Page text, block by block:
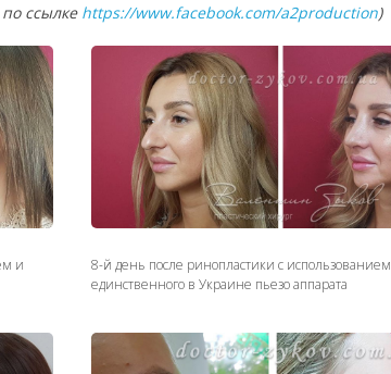
ссылке https://www.facebook.com/a2production)
и
8-й день после ринопластики с использованием
единственного в Украине пьезо аппарата